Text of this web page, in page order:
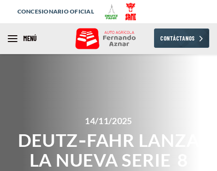
CONCESIONARIO OFICIAL
MENÚ CONTÁCTANOS
14/11/2025
DEUTZ‑FAHR LANZA
LA NUEVA SERIE 8